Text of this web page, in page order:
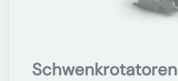
Schwenkrotatoren